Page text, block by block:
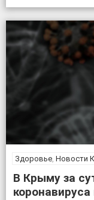
«Кировская».
пути в
подаваемые
Здоровье Новости
В Крыму за